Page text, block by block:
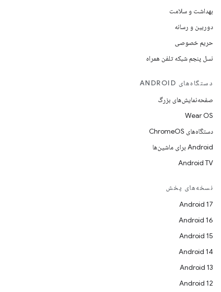
بهداشت و سلامت
دوربین و رسانه
حریم خصوصی
نسل پنجم شبکه تلفن همراه
دستگاه‌های ANDROID
صفحه‌نمایش‌های بزرگ
Wear OS
دستگاه‌های ChromeOS
Android برای ماشین‌ها
Android TV
نسخه‌های پخش
Android 17
Android 16
Android 15
Android 14
Android 13
Android 12